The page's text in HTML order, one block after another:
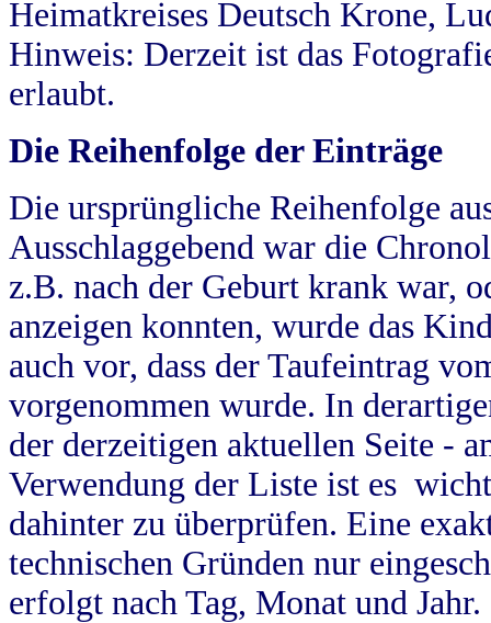
Heimatkreises Deutsch Krone,
Hinweis: Derzeit ist das
erlaubt.
Die Reihenfolge der Einträge
Die ursprüngliche Reihenfolge
Ausschlaggebend war die
z.B. nach der Geburt krank war,
anzeigen konnten, wurde das
auch vor, dass der Taufeintrag
vorgenommen wurde. In
der derzeitigen aktuellen Seite -
Verwendung der Liste ist es
dahinter zu überprüfen. Eine
technischen Gründen nur
erfolgt nach Tag, Monat und Jahr.